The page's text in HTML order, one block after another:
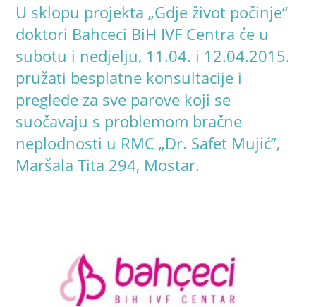
U sklopu projekta „Gdje život počinje“
doktori Bahceci BiH IVF Centra će u
subotu i nedjelju, 11.04. i 12.04.2015.
pružati besplatne konsultacije i
preglede za sve parove koji se
suočavaju s problemom bračne
neplodnosti u RMC „Dr. Safet Mujić”,
Maršala Tita 294, Mostar.